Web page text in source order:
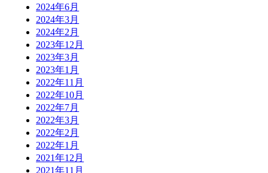
2024年6月
2024年3月
2024年2月
2023年12月
2023年3月
2023年1月
2022年11月
2022年10月
2022年7月
2022年3月
2022年2月
2022年1月
2021年12月
2021年11月